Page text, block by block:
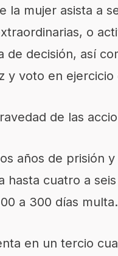
la mujer asista a
o
de decisión, así
y voto en ejercicio
de las
años de prisión y
hasta cuatro a
a 300 días multa.
en un tercio